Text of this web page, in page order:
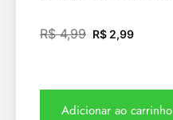
R$4,99 R$ 2,99
Adicionar ao carrinho